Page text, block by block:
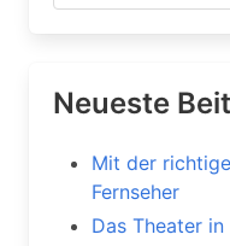
Neueste
Mit der
Fernseher
Das Theater in